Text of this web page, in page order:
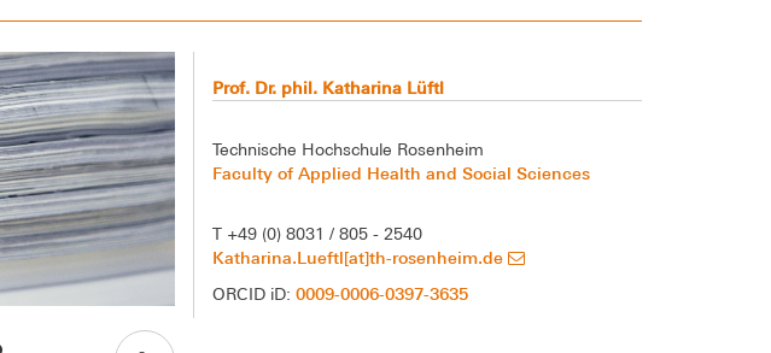
Prof. Dr. phil. Katharina Lüftl
Technische Hochschule Rosenheim
Faculty of Applied Health and Social Sciences
T +49 (0) 8031 / 805 - 2540
Katharina.Lueftl[at]th-rosenheim.de
ORCID iD:0009-0006-0397-3635